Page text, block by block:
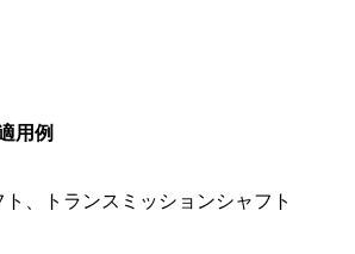
用例
、トランスミッションシャフト